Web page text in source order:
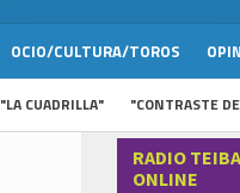
OCIO/CULTURA/TOROS
"LA CUADRILLA" "CONTRASTE
RADIO
ONLINE